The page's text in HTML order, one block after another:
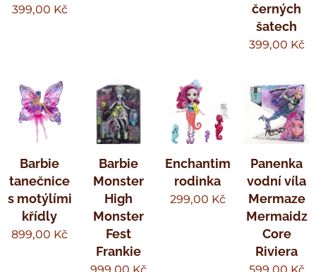
399,00 Kč
černých
šatech
399,00 Kč
Barbie
tanečnice
s motýlími
křídly
899,00 Kč
Barbie
Monster
High
Monster
Fest
Frankie
999,00 Kč
Enchantimals
rodinka
299,00 Kč
Panenka
vodní víla
Mermaze
Mermaidz
Core
Riviera
599,00 Kč